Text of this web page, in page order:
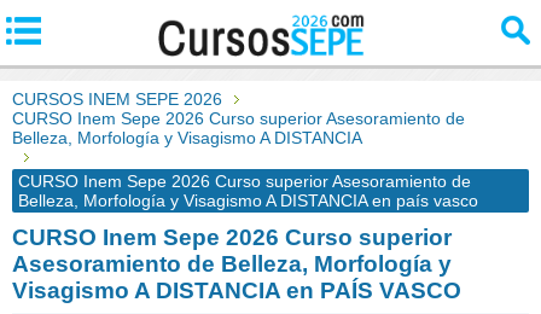
CURSOS INEM SEPE 2026
CURSO Inem Sepe 2026 Curso superior Asesoramiento de
Belleza, Morfología y Visagismo A DISTANCIA
CURSO Inem Sepe 2026 Curso superior Asesoramiento de
Belleza, Morfología y Visagismo A DISTANCIA en país vasco
CURSO Inem Sepe 2026 Curso superior
Asesoramiento de Belleza, Morfología y
Visagismo A DISTANCIA en PAÍS VASCO